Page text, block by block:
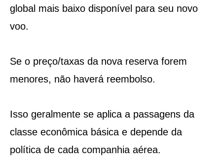
global mais baixo disponível para seu novo
voo.
Se o preço/taxas da nova reserva forem
menores, não haverá reembolso.
Isso geralmente se aplica a passagens da
classe econômica básica e depende da
política de cada companhia aérea.